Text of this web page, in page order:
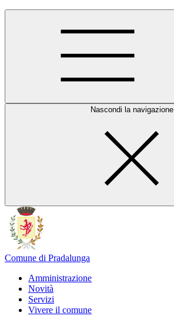
Nascondi la navigazione
Comune di Pradalunga
Amministrazione
Novità
Servizi
Vivere il comune